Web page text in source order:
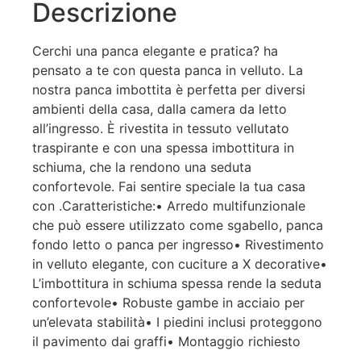
Descrizione
Cerchi una panca elegante e pratica? ha
pensato a te con questa panca in velluto. La
nostra panca imbottita è perfetta per diversi
ambienti della casa, dalla camera da letto
all’ingresso. È rivestita in tessuto vellutato
traspirante e con una spessa imbottitura in
schiuma, che la rendono una seduta
confortevole. Fai sentire speciale la tua casa
con .Caratteristiche:• Arredo multifunzionale
che può essere utilizzato come sgabello, panca
fondo letto o panca per ingresso• Rivestimento
in velluto elegante, con cuciture a X decorative•
L’imbottitura in schiuma spessa rende la seduta
confortevole• Robuste gambe in acciaio per
un’elevata stabilità• I piedini inclusi proteggono
il pavimento dai graffi• Montaggio richiesto